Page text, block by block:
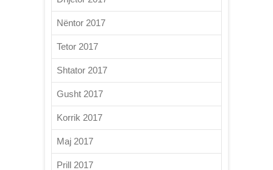
Nëntor 2017
Tetor 2017
Shtator 2017
Gusht 2017
Korrik 2017
Maj 2017
Prill 2017